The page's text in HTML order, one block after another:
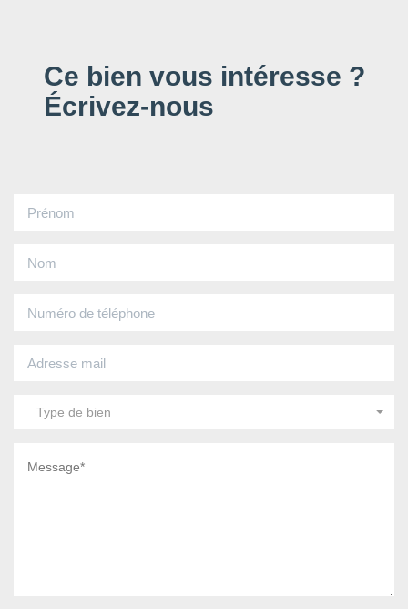
Ce bien vous intéresse ?
Écrivez-nous
Type de bien